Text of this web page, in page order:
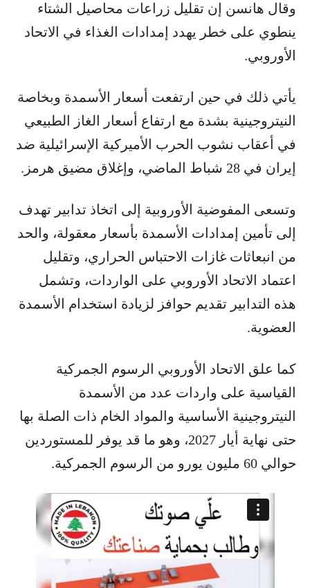
وقال هانسن إن تقليل زراعات محاصيل الشتاء
ينطوي على خطر يهدد إمدادات الغذاء في الاتحاد
الأوروبي.
يأتي ذلك في حين ارتفعت أسعار الأسمدة وبخاصة
النيتروجينية بشدة مع ارتفاع أسعار الغاز الطبيعي
في أعقاب نشوب الحرب الأميركية الإسرائيلية ضد
إيران في 28 شباط الماضي، وإغلاق مضيق هرمز.
وتسعى المفوضية الأوروبية إلى اتخاذ تدابير تهدف
إلى تأمين إمدادات الأسمدة بأسعار معقولة، والحد
من انبعاثات غازات الاحتباس الحراري، وتقليل
اعتماد الاتحاد الأوروبي على الواردات، وتشمل
هذه التدابير تقديم حوافز لزيادة استخدام الأسمدة
العضوية.
كما علق الاتحاد الأوروبي الرسوم الجمركية
القياسية على واردات عدد من الأسمدة
النيتروجينية الأساسية والمواد الخام ذات الصلة بها
حتى نهاية أيار 2027، وهو ما قد يوفر للمستوردين
حوالي 60 مليون يورو من الرسوم الجمركية.